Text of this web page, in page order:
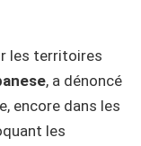
les territoires
, a dénoncé
encore dans les
les